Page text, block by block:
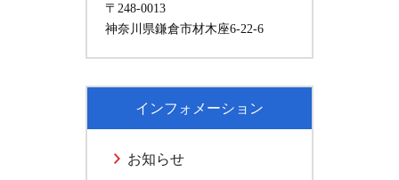
〒248-0013
神奈川県鎌倉市材木座6-22-6
インフォメーション
お知らせ